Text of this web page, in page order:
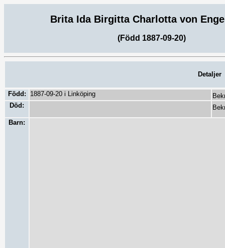
Brita Ida Birgitta Charlotta von
(Född 1887-09-20)
Detaljer
Född: 1887-09-20 i Linköping
Död:
Barn: